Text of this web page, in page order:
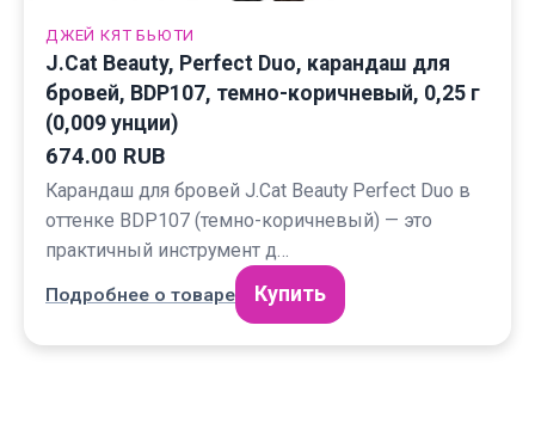
ДЖЕЙ КЯТ БЬЮТИ
J.Cat Beauty, Perfect Duo, карандаш для
бровей, BDP107, темно-коричневый, 0,25 г
(0,009 унции)
674.00 RUB
Карандаш для бровей J.Cat Beauty Perfect Duo в
оттенке BDP107 (темно-коричневый) — это
практичный инструмент д…
Подробнее о товаре Купить